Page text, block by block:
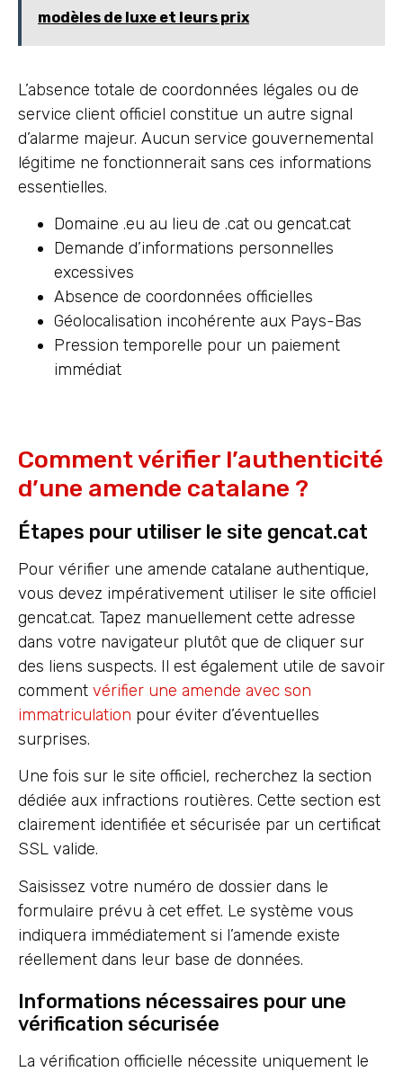
modèles de luxe et leurs prix
L’absence totale de coordonnées légales ou de
service client officiel constitue un autre signal
d’alarme majeur. Aucun service gouvernemental
légitime ne fonctionnerait sans ces informations
essentielles.
Domaine .eu au lieu de .cat ou gencat.cat
Demande d’informations personnelles
excessives
Absence de coordonnées officielles
Géolocalisation incohérente aux Pays-Bas
Pression temporelle pour un paiement
immédiat
Comment vérifier l’authenticité
d’une amende catalane ?
Étapes pour utiliser le site gencat.cat
Pour vérifier une amende catalane authentique,
vous devez impérativement utiliser le site officiel
gencat.cat. Tapez manuellement cette adresse
dans votre navigateur plutôt que de cliquer sur
des liens suspects. Il est également utile de savoir
comment vérifier une amende avec son
immatriculation pour éviter d’éventuelles
surprises.
Une fois sur le site officiel, recherchez la section
dédiée aux infractions routières. Cette section est
clairement identifiée et sécurisée par un certificat
SSL valide.
Saisissez votre numéro de dossier dans le
formulaire prévu à cet effet. Le système vous
indiquera immédiatement si l’amende existe
réellement dans leur base de données.
Informations nécessaires pour une
vérification sécurisée
La vérification officielle nécessite uniquement le